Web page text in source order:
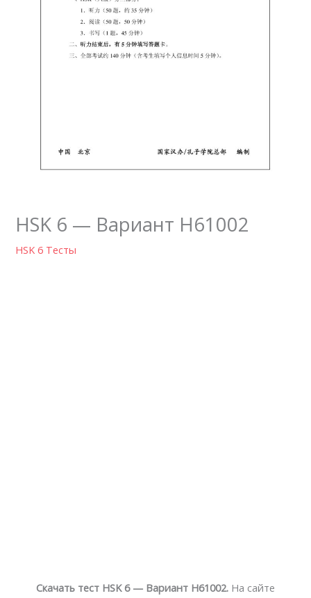
HSK 6 — Вариант H61002
HSK 6 Тесты
Скачать тест HSK 6 — Вариант H61002. На сайте